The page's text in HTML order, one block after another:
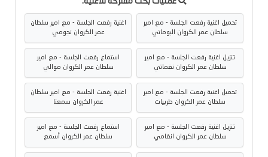
تحميل اغنية رفعت الجلسة - مع امير
سلطان عمر الكروان البوماتي
اغنية رفعت الجلسة - مع امير سلطان
عمر الكروان نجومي
تنزيل اغنية رفعت الجلسة - مع امير
سلطان عمر الكروان نغماتي
استماع رفعت الجلسة - مع امير
سلطان عمر الكروان موالي
تحميل اغنية رفعت الجلسة - مع امير
سلطان عمر الكروان طربيات
اغنية رفعت الجلسة - مع امير سلطان
عمر الكروان سمعنا
تنزيل اغنية رفعت الجلسة - مع امير
سلطان عمر الكروان انغامي
استماع رفعت الجلسة - مع امير
سلطان عمر الكروان أسمع